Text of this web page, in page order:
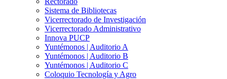
Sistema de Bibliotecas
Vicerrectorado de Investigación
Vicerrectorado Administrativo
Innova PUCP
Yuntémonos | Auditorio A
Yuntémonos | Auditorio B
Yuntémonos | Auditorio C
Coloquio Tecnología y Agro